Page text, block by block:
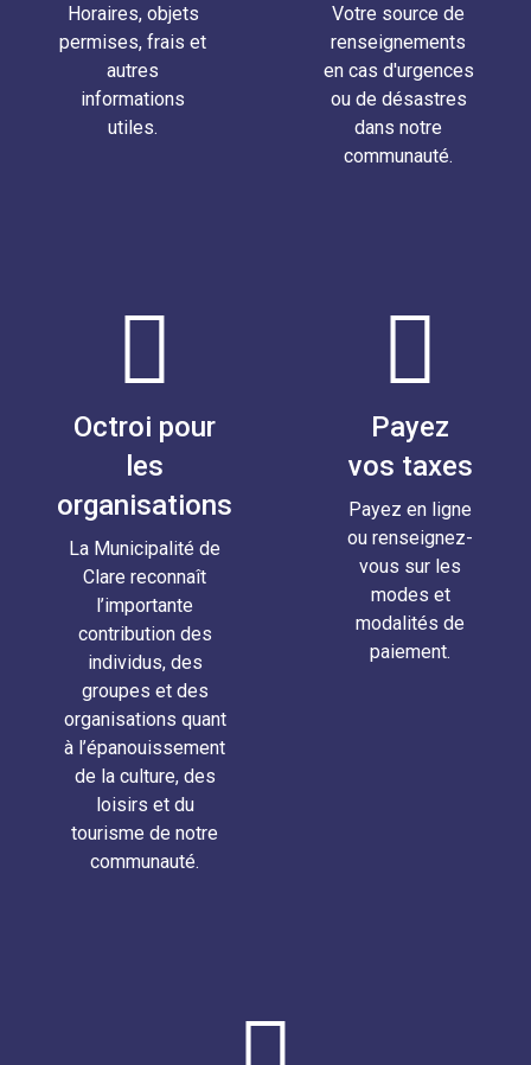
Horaires, objets
permises, frais et
autres
informations
utiles.
Votre source de
renseignements
en cas d'urgences
ou de désastres
dans notre
communauté.
Octroi pour
les
organisations
La Municipalité de
Clare reconnaît
l’importante
contribution des
individus, des
groupes et des
organisations quant
à l’épanouissement
de la culture, des
loisirs et du
tourisme de notre
communauté.
Payez
vos taxes
Payez en ligne
ou renseignez-
vous sur les
modes et
modalités de
paiement.